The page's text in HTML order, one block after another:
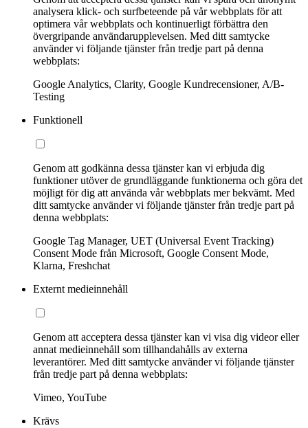
analysera klick- och surfbeteende på vår webbplats för att
optimera vår webbplats och kontinuerligt förbättra den
övergripande användarupplevelsen. Med ditt samtycke
använder vi följande tjänster från tredje part på denna
webbplats:
Google Analytics, Clarity, Google Kundrecensioner, A/B-
Testing
Funktionell
Genom att godkänna dessa tjänster kan vi erbjuda dig
funktioner utöver de grundläggande funktionerna och göra det
möjligt för dig att använda vår webbplats mer bekvämt. Med
ditt samtycke använder vi följande tjänster från tredje part på
denna webbplats:
Google Tag Manager, UET (Universal Event Tracking)
Consent Mode från Microsoft, Google Consent Mode,
Klarna, Freshchat
Externt medieinnehåll
Genom att acceptera dessa tjänster kan vi visa dig videor eller
annat medieinnehåll som tillhandahålls av externa
leverantörer. Med ditt samtycke använder vi följande tjänster
från tredje part på denna webbplats:
Vimeo, YouTube
Krävs